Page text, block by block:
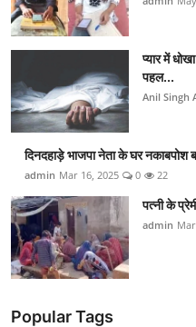
प्यार में
पहल...
Anil Singh
दिनदहाड़े भाजपा नेता के घर नकाबपोश
admin Mar 16, 2025 0 22
पत्नी के
admin
Popular Tags